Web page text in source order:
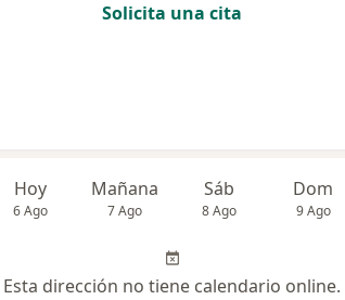
Solicita una cita
Hoy
6 Ago
Mañana
7 Ago
Sáb
8 Ago
Dom
9 Ago
Esta dirección no tiene calendario online.